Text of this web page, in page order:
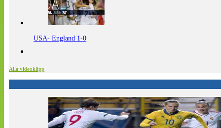
USA- England 1-0
Alla videoklipp